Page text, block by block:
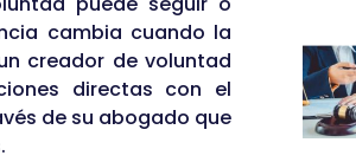
cambia cuando la
creador de voluntad
directas con el
de su abogado que